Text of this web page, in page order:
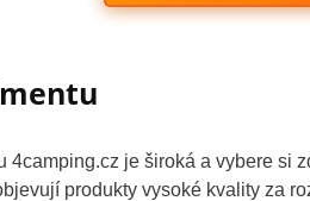
4camping.cz je široká a vybere si
produkty vysoké kvality za